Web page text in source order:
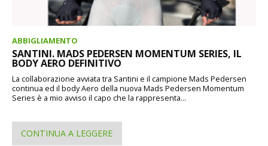
ABBIGLIAMENTO
SANTINI. MADS PEDERSEN MOMENTUM SERIES, IL
BODY AERO DEFINITIVO
La collaborazione avviata tra Santini e il campione Mads Pedersen
continua ed il body Aero della nuova Mads Pedersen Momentum
Series è a mio avviso il capo che la rappresenta...
CONTINUA A LEGGERE